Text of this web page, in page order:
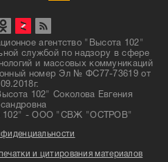
агентство "Высота 102"
службой по надзору в сфере
и массовых коммуникаций
номер Эл № ФС77-73619 от
102" Соколова Евгения
102" - ООО "СВЖ "ОСТРОВ"
и цитирования материалов